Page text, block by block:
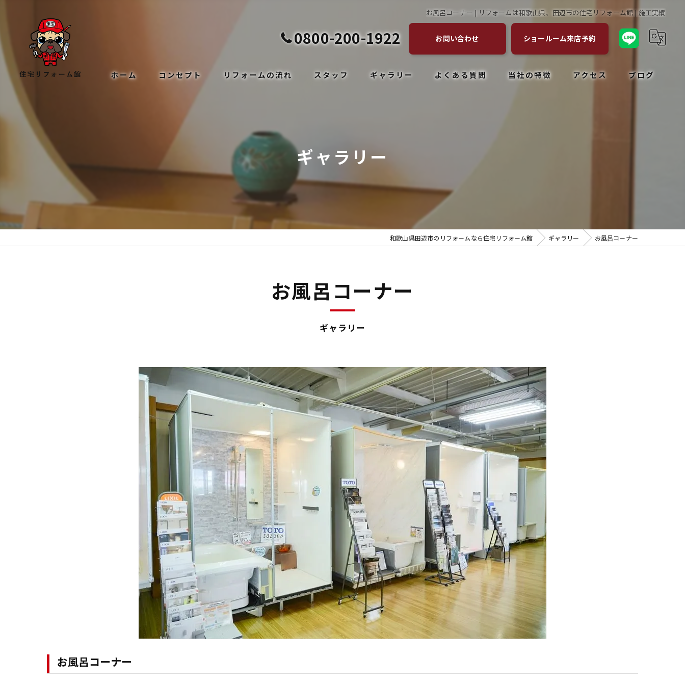
お風呂コーナー | リフォームは和歌山県、田辺市の住宅リフォーム館 | 施工実績
0800-200-1922 お問い合わせ ショールーム来店予約
ホーム コンセプト リフォームの流れ スタッフ ギャラリー よくある質問 当社の特徴 アクセス ブログ
ギャラリー
和歌山県田辺市のリフォームなら住宅リフォーム館 ギャラリー お風呂コーナー
ギャラリー
お風呂コーナー
お風呂コーナー